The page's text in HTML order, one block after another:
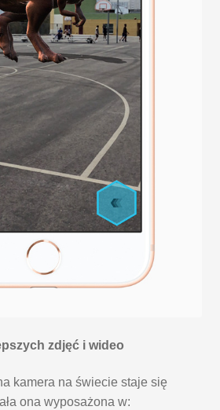
zdjęć i wideo
kamera na świecie staje się
ona wyposażona w: